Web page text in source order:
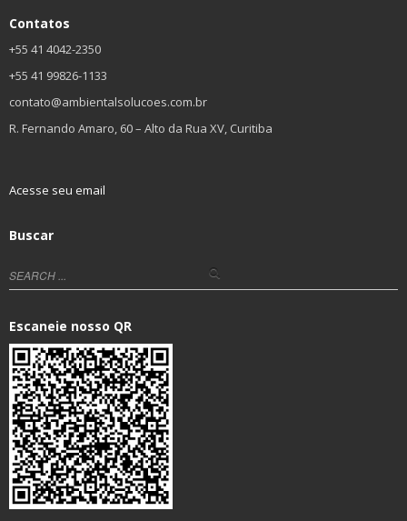
Contatos
+55 41 4042-2350
+55 41 99826-1133
contato@ambientalsolucoes.com.br
R. Fernando Amaro, 60 – Alto da Rua XV, Curitiba
Acesse seu email
Buscar
Escaneie nosso QR